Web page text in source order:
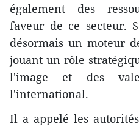
également des
faveur de ce secteur.
désormais un moteur
jouant un rôle
l'image et des
l'international.
Il a appelé les